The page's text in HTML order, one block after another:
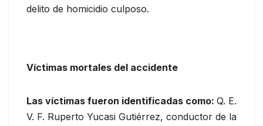
delito de homicidio culposo.
Víctimas mortales del accidente
Las víctimas fueron identificadas como: Q. E.
V. F. Ruperto Yucasi Gutiérrez, conductor de la